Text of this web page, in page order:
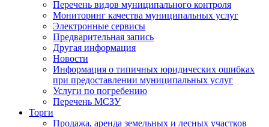
Перечень видов муниципального контроля
Мониторинг качества муниципальных услуг
Электронные сервисы
Предварительная запись
Другая информация
Новости
Информация о типичных юридических ошибках
при предоставлении муниципальных услуг
Услуги по погребению
Перечень МСЗУ
Торги
Продажа, аренда земельных и лесных участков